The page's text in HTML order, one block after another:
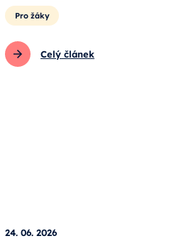
Pro žáky
Celý článek
24. 06. 2026